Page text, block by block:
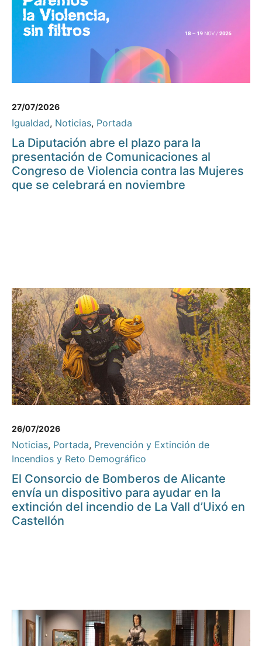
27/07/2026
Igualdad, Noticias, Portada
La Diputación abre el plazo para la
presentación de Comunicaciones al
Congreso de Violencia contra las Mujeres
que se celebrará en noviembre
26/07/2026
Noticias, Portada, Prevención y Extinción de
Incendios y Reto Demográfico
El Consorcio de Bomberos de Alicante
envía un dispositivo para ayudar en la
extinción del incendio de La Vall d’Uixó en
Castellón